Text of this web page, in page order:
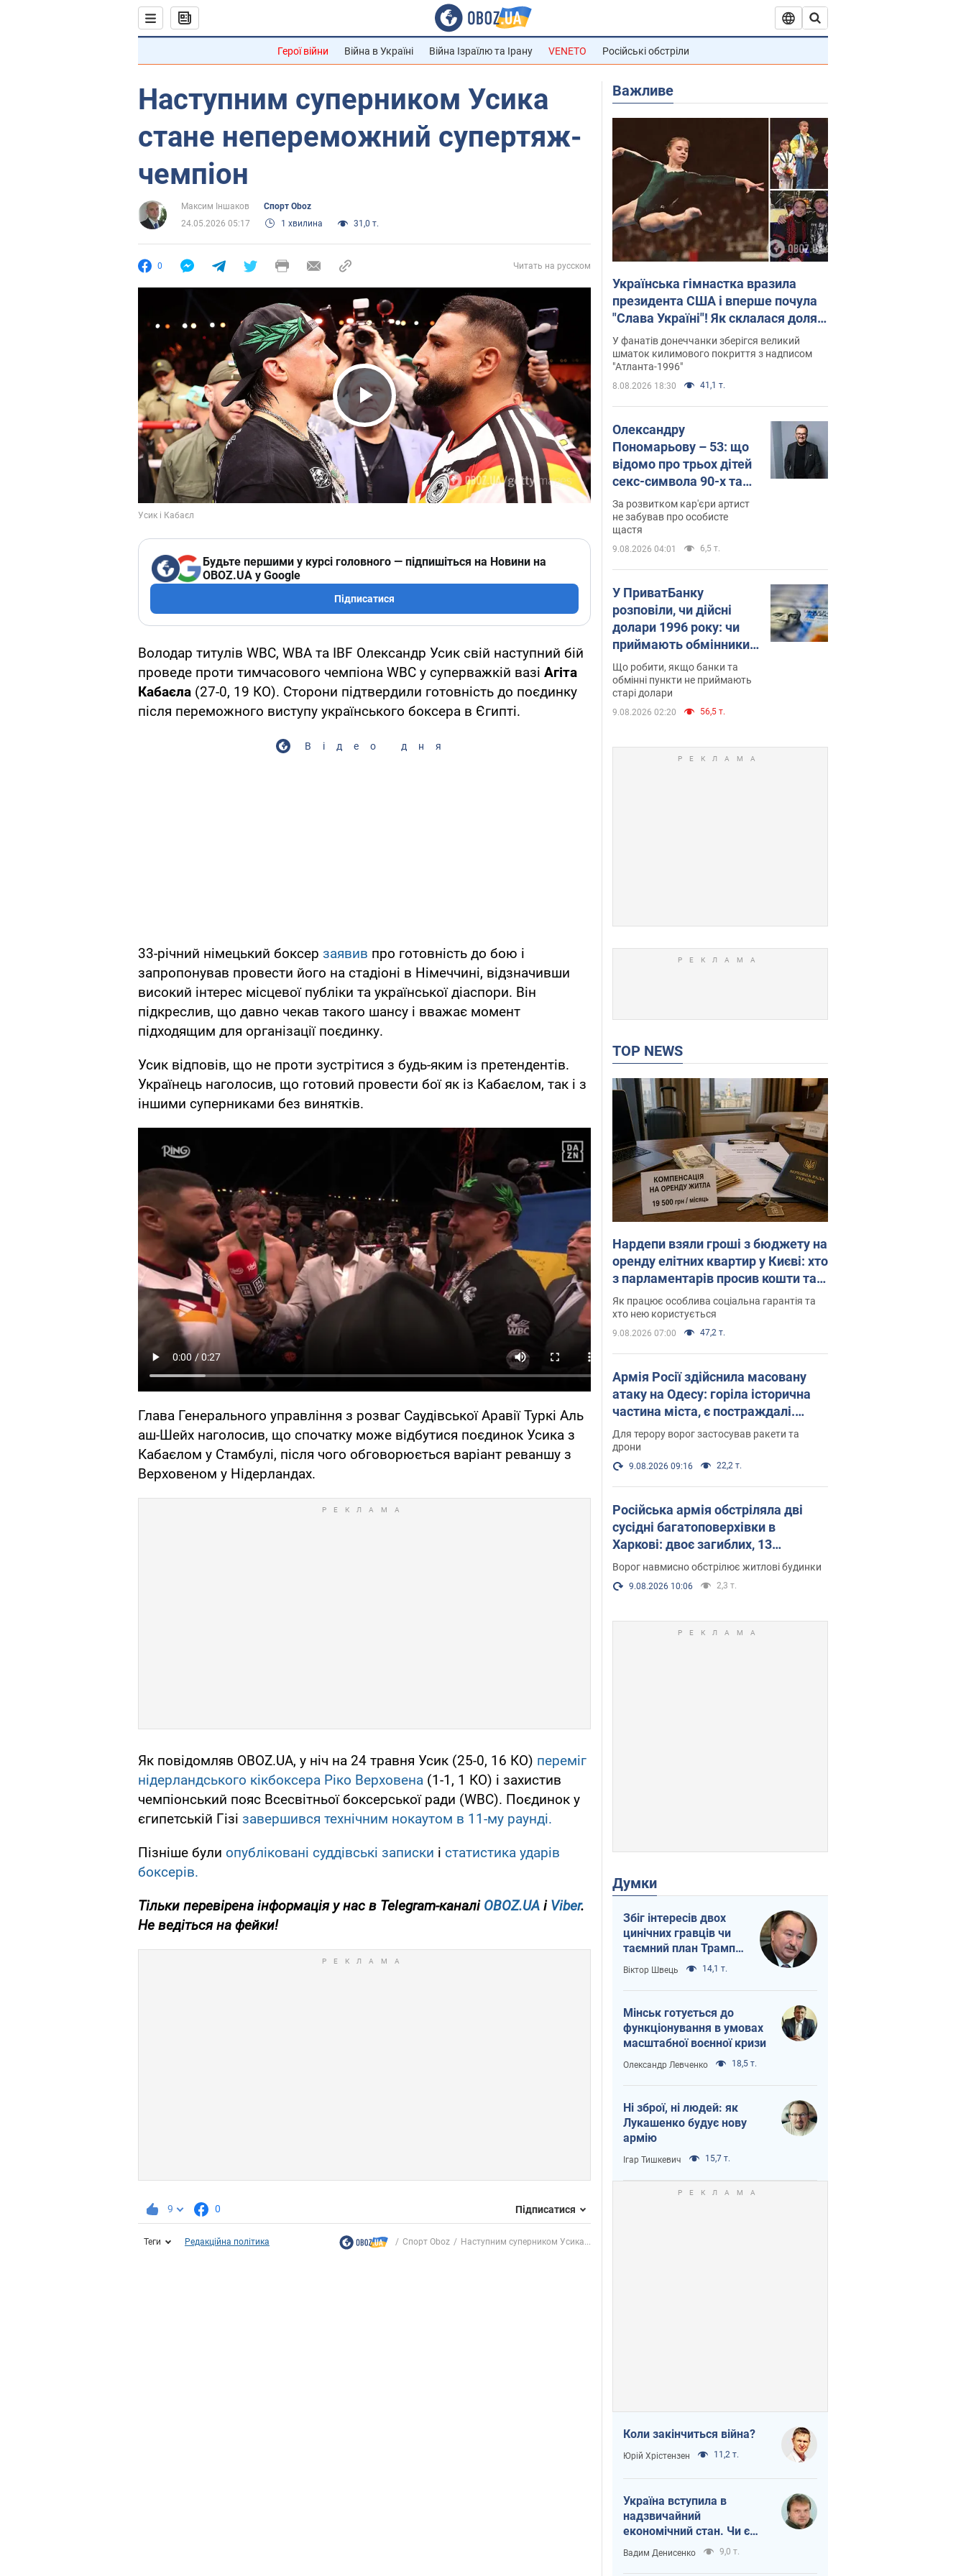
Герої війни Війна в Україні Війна Ізраїлю та Ірану VENETO Російські обстріли
Наступним суперником Усика
стане непереможний супертяж-
чемпіон
Максим Іншаков
Спорт Oboz
24.05.2026 05:17
1 хвилина 31,0 т.
0 Читать на русском
Play Video
Будьте першими у курсі головного — підпишіться на Новини на
OBOZ.UA у Google
Підписатися
Володар титулів WBC, WBA та IBF Олександр Усик свій наступний бій
проведе проти тимчасового чемпіона WBC у суперважкій вазі Агіта
Кабаєла (27-0, 19 КО). Сторони підтвердили готовність до поєдинку
після переможного виступу українського боксера в Єгипті.
Відео дня
33-річний німецький боксер заявив про готовність до бою і
запропонував провести його на стадіоні в Німеччині, відзначивши
високий інтерес місцевої публіки та української діаспори. Він
підкреслив, що давно чекав такого шансу і вважає момент
підходящим для організації поєдинку.
Усик відповів, що не проти зустрітися з будь-яким із претендентів.
Українець наголосив, що готовий провести бої як із Кабаєлом, так і з
іншими суперниками без винятків.
Глава Генерального управління з розваг Саудівської Аравії Туркі Аль
аш-Шейх наголосив, що спочатку може відбутися поєдинок Усика з
Кабаєлом у Стамбулі, після чого обговорюється варіант реваншу з
Верховеном у Нідерландах.
Як повідомляв OBOZ.UA, у ніч на 24 травня Усик (25-0, 16 КО) переміг
нідерландського кікбоксера Ріко Верховена (1-1, 1 КО) і захистив
чемпіонський пояс Всесвітньої боксерської ради (WBC). Поєдинок у
єгипетській Гізі завершився технічним нокаутом в 11-му раунді.
Пізніше були опубліковані суддівські записки і статистика ударів
боксерів.
Тільки перевірена інформація у нас в Telegram-каналі OBOZ.UA і Viber.
Не ведіться на фейки!
9 0 Підписатися
Теги Редакційна політика Спорт Oboz Наступним суперником Усика...
Важливе
Українська гімнастка вразила
президента США і вперше почула
"Слава Україні"! Як склалася доля
Подкопаєвої, яка 30 років тому
виграла "золото" Олімпіади
У фанатів донеччанки зберігся великий
шматок килимового покриття з надписом
"Атланта-1996"
8.08.2026 18:30 41,1 т.
Олександру
Пономарьову – 53: що
відомо про трьох дітей
секс-символа 90-х та
який вигляд вони
мають
За розвитком кар'єри артист
не забував про особисте
щастя
9.08.2026 04:01 6,5 т.
У ПриватБанку
розповіли, чи дійсні
долари 1996 року: чи
приймають обмінники
та банки такі купюри
Що робити, якщо банки та
обмінні пункти не приймають
старі долари
9.08.2026 02:20 56,5 т.
TOP NEWS
Нардепи взяли гроші з бюджету на
оренду елітних квартир у Києві: хто
з парламентарів просив кошти та
де поселився
Як працює особлива соціальна гарантія та
хто нею користується
9.08.2026 07:00 47,2 т.
Армія Росії здійснила масовану
атаку на Одесу: горіла історична
частина міста, є постраждалі.
Фото та відео
Для терору ворог застосував ракети та
дрони
9.08.2026 09:16 22,2 т.
Російська армія обстріляла дві
сусідні багатоповерхівки в
Харкові: двоє загиблих, 13
постраждалих
Ворог навмисно обстрілює житлові будинки
9.08.2026 10:06 2,3 т.
Думки
Збіг інтересів двох
цинічних гравців чи
таємний план Трампа
і Путіна?
Віктор Швець 14,1 т.
Мінськ готується до
функціонування в умовах
масштабної воєнної кризи
Олександр Левченко 18,5 т.
Ні зброї, ні людей: як
Лукашенко будує нову
армію
Ігар Тишкевич 15,7 т.
Коли закінчиться війна?
Юрій Хрістензен 11,2 т.
Україна вступила в
надзвичайний
економічний стан. Чи є
світло вкінці тунелю?
Вадим Денисенко 9,0 т.